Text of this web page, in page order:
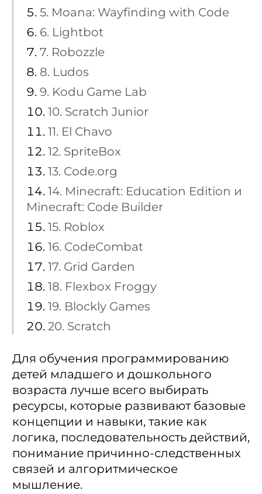
5. Moana: Wayfinding with Code
6. Lightbot
7. Robozzle
8. Ludos
9. Kodu Game Lab
10. Scratch Junior
11. El Сhavo
12. SpriteBox
13. Code.org
14. Minecraft: Education Edition и
Minecraft: Code Builder
15. Roblox
16. CodeCombat
17. Grid Garden
18. Flexbox Froggy
19. Blockly Games
20. Scratch
Для обучения программированию
детей младшего и дошкольного
возраста лучше всего выбирать
ресурсы, которые развивают базовые
концепции и навыки, такие как
логика, последовательность действий,
понимание причинно-следственных
связей и алгоритмическое
мышление.